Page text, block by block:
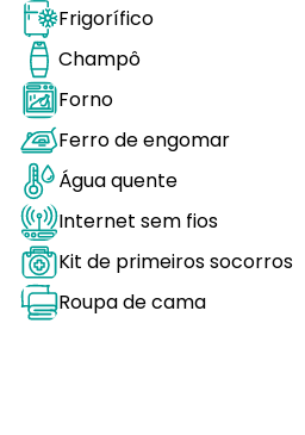
Frigorífico
Champô
Forno
Ferro de engomar
Água quente
Internet sem fios
Kit de primeiros socorros
Roupa de cama